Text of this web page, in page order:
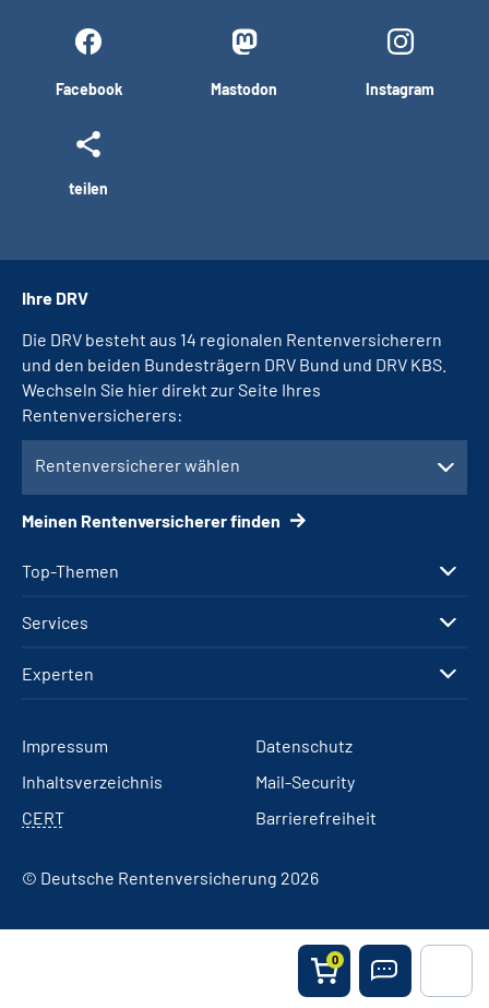
0
Facebook Mastodon Instagram
teilen
Top-Themen
Services
Experten
Ihre DRV
Die DRV besteht aus 14 regionalen Rentenversicherern
und den beiden Bundesträgern DRV Bund und DRV KBS.
Wechseln Sie hier direkt zur Seite Ihres
Rentenversicherers:
Rentenversicherer wählen
Meinen Rentenversicherer finden
Impressum
Datenschutz
Inhaltsverzeichnis
Mail-Security
CERT
Barrierefreiheit
© Deutsche Rentenversicherung 2026